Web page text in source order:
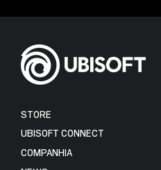
STORE
UBISOFT CONNECT
COMPANHIA